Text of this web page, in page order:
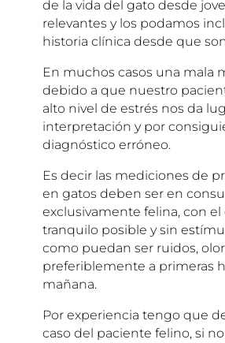
de la vida del gato desde
relevantes y los podamos
historia clínica desde que
En muchos casos una mala
debido a que nuestro
alto nivel de estrés nos da
interpretación y por
diagnóstico erróneo.
Es decir las mediciones de
en gatos deben ser en
exclusivamente felina, con el
tranquilo posible y sin
como puedan ser ruidos,
preferiblemente a primeras
mañana.
Por experiencia tengo que
caso del paciente felino, si